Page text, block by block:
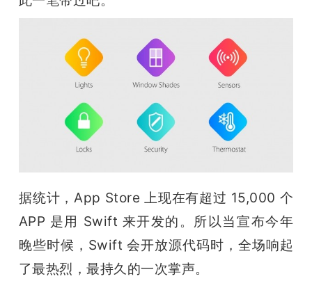
据统计，App Store 上现在有超过 15,000 个
APP 是用 Swift 来开发的。所以当宣布今年
晚些时候，Swift 会开放源代码时，全场响起
了最热烈，最持久的一次掌声。